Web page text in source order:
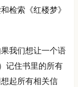
检索《红楼梦》
我们想让一个语
记住书里的所有
起所有相关信